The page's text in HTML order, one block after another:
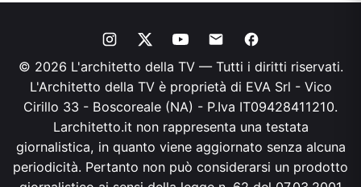
© 2026 L'architetto della TV — Tutti i diritti riservati.
L'Architetto della TV è proprietà di EVA Srl - Vico
Cirillo 33 - Boscoreale (NA) - P.Iva IT09428411210.
Larchitetto.it non rappresenta una testata
giornalistica, in quanto viene aggiornato senza alcuna
periodicità. Pertanto non può considerarsi un prodotto